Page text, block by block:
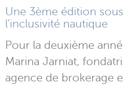
Une 3ème édition
l'inclusivité nautique
Pour la deuxième
Marina Jarniat,
agence de brokerage